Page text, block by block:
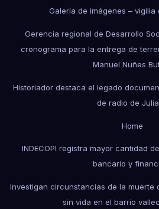
Galería de imágenes – vigilia
Gerencia regional de Desarrollo
cronograma para la entrega de
Manuel Nuñes
Historiador destaca el legado
de radio de
Home
INDECOPI registra mayor cantidad
bancario y
Investigan circunstancias de la muerte
sin vida en el barrio